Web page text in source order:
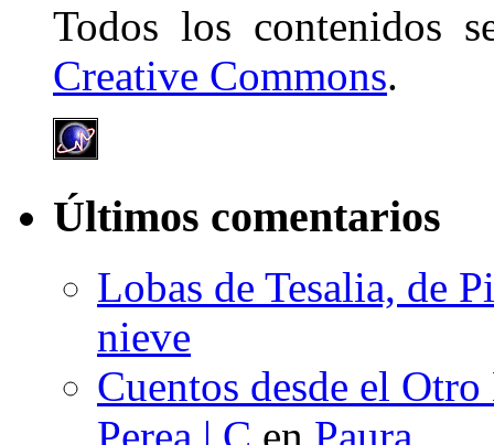
Todos los contenidos
Creative Commons.
Últimos comentarios
Lobas de Tesalia, de
nieve
Cuentos desde el